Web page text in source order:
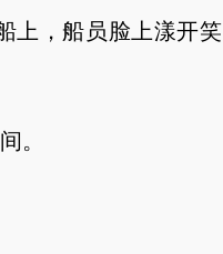
，船员脸上漾开笑
。